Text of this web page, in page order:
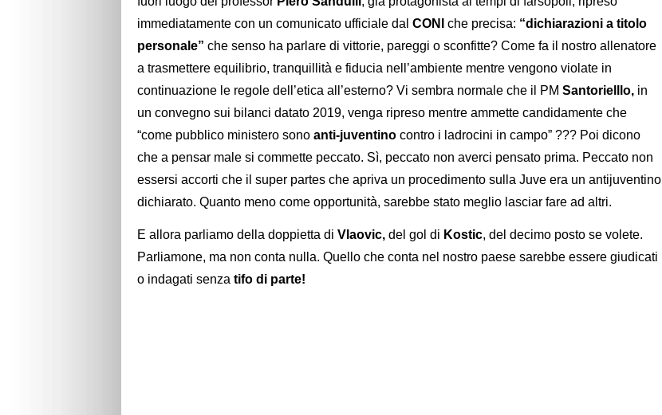
immediatamente con un comunicato ufficiale dal CONI che precisa: “dichiarazioni a titolo
personale” che senso ha parlare di vittorie, pareggi o sconfitte? Come fa il nostro allenatore
a trasmettere equilibrio, tranquillità e fiducia nell’ambiente mentre vengono violate in
continuazione le regole dell’etica all’esterno? Vi sembra normale che il PM Santorielllo, in
un convegno sui bilanci datato 2019, venga ripreso mentre ammette candidamente che
“come pubblico ministero sono anti-juventino contro i ladrocini in campo” ??? Poi dicono
che a pensar male si commette peccato. Sì, peccato non averci pensato prima. Peccato non
essersi accorti che il super partes che apriva un procedimento sulla Juve era un antijuventino
dichiarato. Quanto meno come opportunità, sarebbe stato meglio lasciar fare ad altri.
E allora parliamo della doppietta di Vlaovic, del gol di Kostic, del decimo posto se volete.
Parliamone, ma non conta nulla. Quello che conta nel nostro paese sarebbe essere giudicati
o indagati senza tifo di parte!